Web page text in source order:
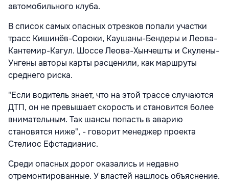
автомобильного клуба.
В список самых опасных отрезков попали участки
трасс Кишинёв-Сороки, Каушаны-Бендеры и Леова-
Кантемир-Кагул. Шоссе Леова-Хынчешты и Скулены-
Унгены авторы карты расценили, как маршруты
среднего риска.
"Если водитель знает, что на этой трассе случаются
ДТП, он не превышает скорость и становится более
внимательным. Так шансы попасть в аварию
становятся ниже", - говорит менеджер проекта
Стелиос Ефстадианис.
Среди опасных дорог оказались и недавно
отремонтированные. У властей нашлось объяснение.